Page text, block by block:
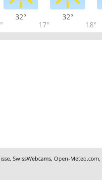
32°
17°
32°
18°
,SwissWebcams,Open-Meteo.com,